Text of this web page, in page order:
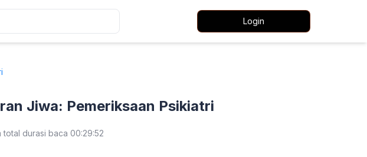
Login
Jiwa: Pemeriksaan Psikiatri
total durasi baca 00:29:52